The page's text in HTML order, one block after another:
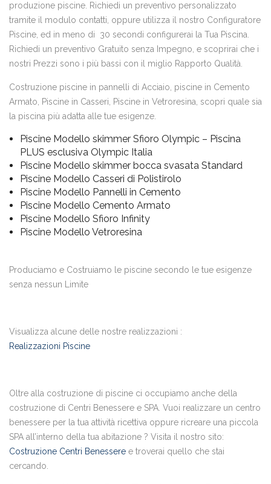
produzione piscine. Richiedi un preventivo personalizzato
tramite il modulo contatti, oppure utilizza il nostro Configuratore
Piscine, ed in meno di 30 secondi configurerai la Tua Piscina.
Richiedi un preventivo Gratuito senza Impegno, e scoprirai che i
nostri Prezzi sono i più bassi con il miglio Rapporto Qualità.
Costruzione piscine in pannelli di Acciaio, piscine in Cemento
Armato, Piscine in Casseri, Piscine in Vetroresina, scopri quale sia
la piscina più adatta alle tue esigenze.
Piscine Modello skimmer Sfioro Olympic – Piscina
PLUS esclusiva Olympic Italia
Piscine Modello skimmer bocca svasata Standard
Piscine Modello Casseri di Polistirolo
Piscine Modello Pannelli in Cemento
Piscine Modello Cemento Armato
Piscine Modello Sfioro Infinity
Piscine Modello Vetroresina
Produciamo e Costruiamo le piscine secondo le tue esigenze
senza nessun Limite
Visualizza alcune delle nostre realizzazioni :
Realizzazioni Piscine
Oltre alla costruzione di piscine ci occupiamo anche della
costruzione di Centri Benessere e SPA. Vuoi realizzare un centro
benessere per la tua attività ricettiva oppure ricreare una piccola
SPA all’interno della tua abitazione ? Visita il nostro sito:
Costruzione Centri Benessere e troverai quello che stai
cercando.